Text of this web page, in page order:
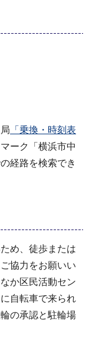
「乗換・時刻表
ーク「横浜市中
経路を検索でき
め、徒歩または
協力をお願いい
か区民活動セン
自転車で来られ
の承認と駐輪場